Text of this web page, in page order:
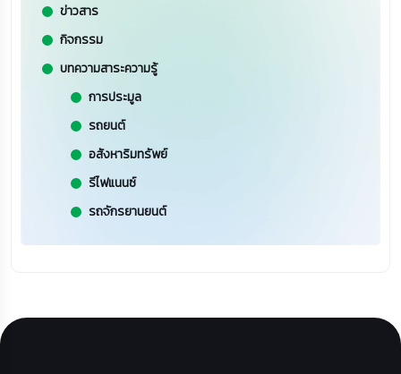
ข่าวสาร
กิจกรรม
บทความสาระความรู้
การประมูล
รถยนต์
อสังหาริมทรัพย์
รีไฟแนนซ์
รถจักรยานยนต์